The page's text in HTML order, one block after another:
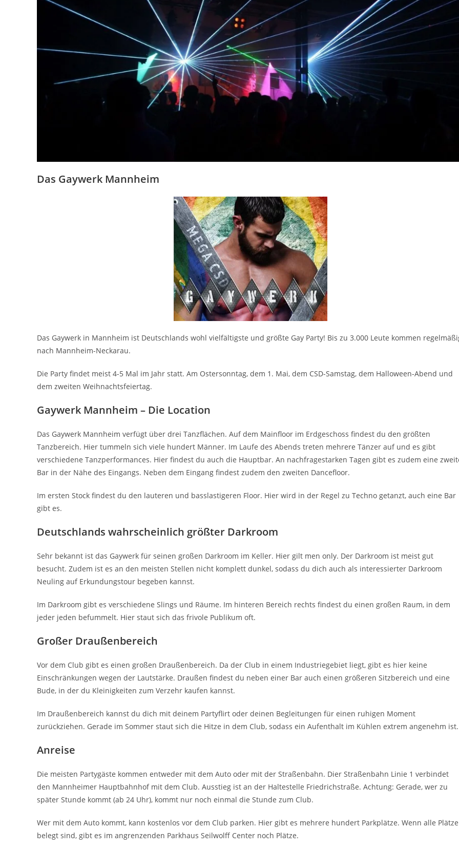
Das Gaywerk Mannheim
Das Gaywerk in Mannheim ist Deutschlands wohl vielfältigste und größte Gay Party! Bis zu 3.000 Leute kommen
nach Mannheim-Neckarau.
Die Party findet meist 4-5 Mal im Jahr statt. Am Ostersonntag, dem 1. Mai, dem CSD-Samstag, dem Halloween-Abend und
dem zweiten Weihnachtsfeiertag.
Gaywerk Mannheim – Die Location
Das Gaywerk Mannheim verfügt über drei Tanzflächen. Auf dem Mainfloor im Erdgeschoss findest du den größten
Tanzbereich. Hier tummeln sich viele hundert Männer. Im Laufe des Abends treten mehrere Tänzer auf und es gibt
verschiedene Tanzperformances. Hier findest du auch die Hauptbar. An nachfragestarken Tagen gibt es zudem eine
Bar in der Nähe des Eingangs. Neben dem Eingang findest zudem den zweiten Dancefloor.
Im ersten Stock findest du den lauteren und basslastigeren Floor. Hier wird in der Regel zu Techno getanzt, auch eine Bar
gibt es.
Deutschlands wahrscheinlich größter Darkroom
Sehr bekannt ist das Gaywerk für seinen großen Darkroom im Keller. Hier gilt men only. Der Darkroom ist meist gut
besucht. Zudem ist es an den meisten Stellen nicht komplett dunkel, sodass du dich auch als interessierter Darkroom
Neuling auf Erkundungstour begeben kannst.
Im Darkroom gibt es verschiedene Slings und Räume. Im hinteren Bereich rechts findest du einen großen Raum, in dem
jeder jeden befummelt. Hier staut sich das frivole Publikum oft.
Großer Draußenbereich
Vor dem Club gibt es einen großen Draußenbereich. Da der Club in einem Industriegebiet liegt, gibt es hier keine
Einschränkungen wegen der Lautstärke. Draußen findest du neben einer Bar auch einen größeren Sitzbereich und eine
Bude, in der du Kleinigkeiten zum Verzehr kaufen kannst.
Im Draußenbereich kannst du dich mit deinem Partyflirt oder deinen Begleitungen für einen ruhigen Moment
zurückziehen. Gerade im Sommer staut sich die Hitze in dem Club, sodass ein Aufenthalt im Kühlen extrem angenehm ist.
Anreise
Die meisten Partygäste kommen entweder mit dem Auto oder mit der Straßenbahn. Dier Straßenbahn Linie 1 verbindet
den Mannheimer Hauptbahnhof mit dem Club. Ausstieg ist an der Haltestelle Friedrichstraße. Achtung: Gerade, wer zu
später Stunde kommt (ab 24 Uhr), kommt nur noch einmal die Stunde zum Club.
Wer mit dem Auto kommt, kann kostenlos vor dem Club parken. Hier gibt es mehrere hundert Parkplätze. Wenn alle
belegt sind, gibt es im angrenzenden Parkhaus Seilwolff Center noch Plätze.